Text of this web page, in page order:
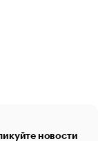
новости